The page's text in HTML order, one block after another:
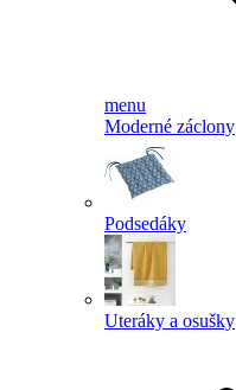
menu
Moderné záclony
Podsedáky
Uteráky a osušky